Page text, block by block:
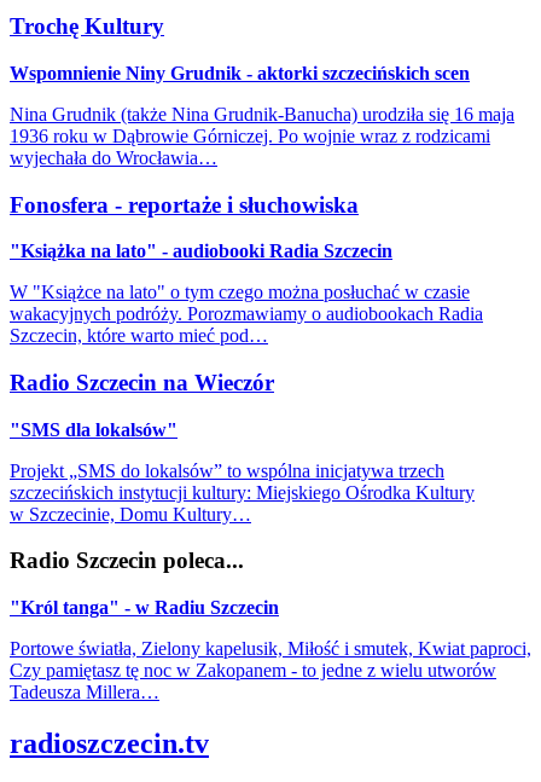
Trochę Kultury
Wspomnienie Niny Grudnik - aktorki szczecińskich scen
Nina Grudnik (także Nina Grudnik-Banucha) urodziła się 16 maja
1936 roku w Dąbrowie Górniczej. Po wojnie wraz z rodzicami
wyjechała do Wrocławia…
Fonosfera - reportaże i słuchowiska
"Książka na lato" - audiobooki Radia Szczecin
W "Książce na lato" o tym czego można posłuchać w czasie
wakacyjnych podróży. Porozmawiamy o audiobookach Radia
Szczecin, które warto mieć pod…
Radio Szczecin na Wieczór
"SMS dla lokalsów"
Projekt „SMS do lokalsów” to wspólna inicjatywa trzech
szczecińskich instytucji kultury: Miejskiego Ośrodka Kultury
w Szczecinie, Domu Kultury…
Radio Szczecin poleca...
"Król tanga" - w Radiu Szczecin
Portowe światła, Zielony kapelusik, Miłość i smutek, Kwiat paproci,
Czy pamiętasz tę noc w Zakopanem - to jedne z wielu utworów
Tadeusza Millera…
radioszczecin.tv